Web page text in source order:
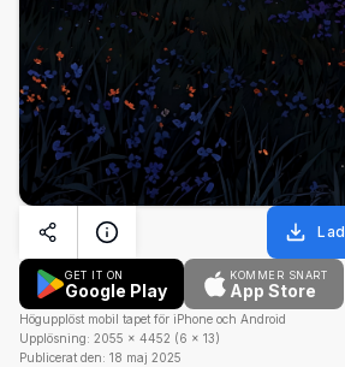
GET IT ON
Google Play
KOMMER SNART
App Store
Högupplöst mobil tapet för iPhone och Android
Upplösning: 2055 × 4452 (6 × 13)
Publicerat den: 18 maj 2025